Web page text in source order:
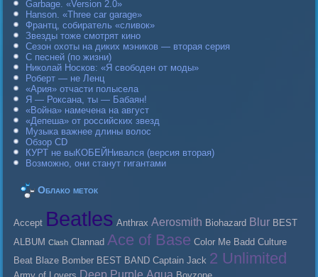
Garbage. «Version 2.0»
Hanson. «Three car garage»
Франтц, собиратель «сливок»
Звезды тоже смотрят кино
Сезон охоты на диких мэников — вторая серия
С песней (по жизни)
Николай Носков: «Я свободен от моды»
Роберт — не Ленц
«Ария» отчасти полысела
Я — Роксана, ты — Бабаян!
«Война» намечена на август
«Депеша» от российских звезд
Музыка важнее длины волос
Обзор CD
КУРТ не выКОБЕЙНивался (версия вторая)
Возможно, они станут гигантами
Облако меток
Accept Beatles Anthrax Aerosmith Biohazard Blur BEST
ALBUM Clash Clannad Ace of Base Color Me Badd Culture
Beat Blaze Bomber BEST BAND Caрtain Jack 2 Unlimited
Deep Purple Aqua